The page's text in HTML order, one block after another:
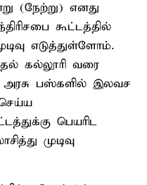
(நேற்று) எனது
கூட்டத்தில்
எடுத்துள்ளோம்.
கல்லூரி வரை
பஸ்களில் இலவச
பெயரிட
முடிவு